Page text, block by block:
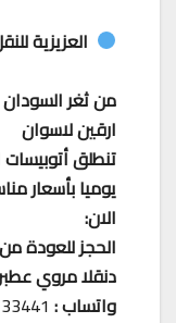
العزيزية
من ثغر السودان
ارقين لاسوان
تنطلق أتوبيسات
يوميا بأسعار
الان:
الحجز للعودة
دنقلا مروي
واتساب :